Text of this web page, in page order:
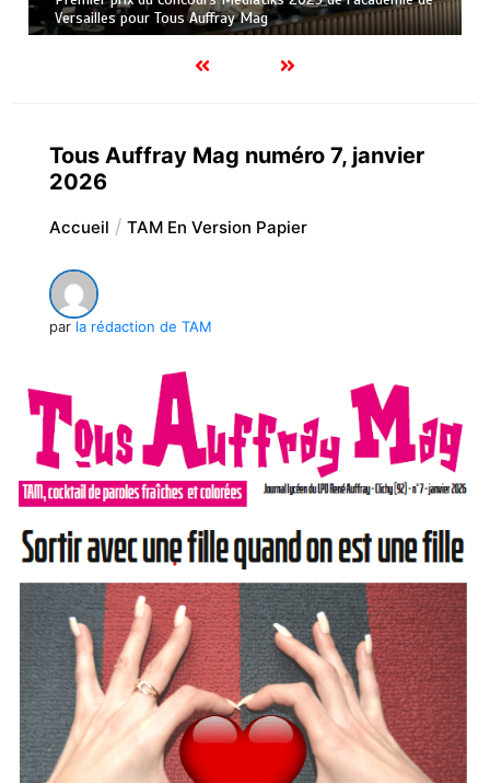
Versailles pour Tous Auffray Mag
Tous Auffray Mag numéro 7, janvier
2026
Accueil TAM En Version Papier
par la rédaction de TAM